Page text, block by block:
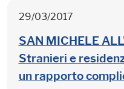
29/03/2017
SAN MICHELE
Stranieri e
un rapporto